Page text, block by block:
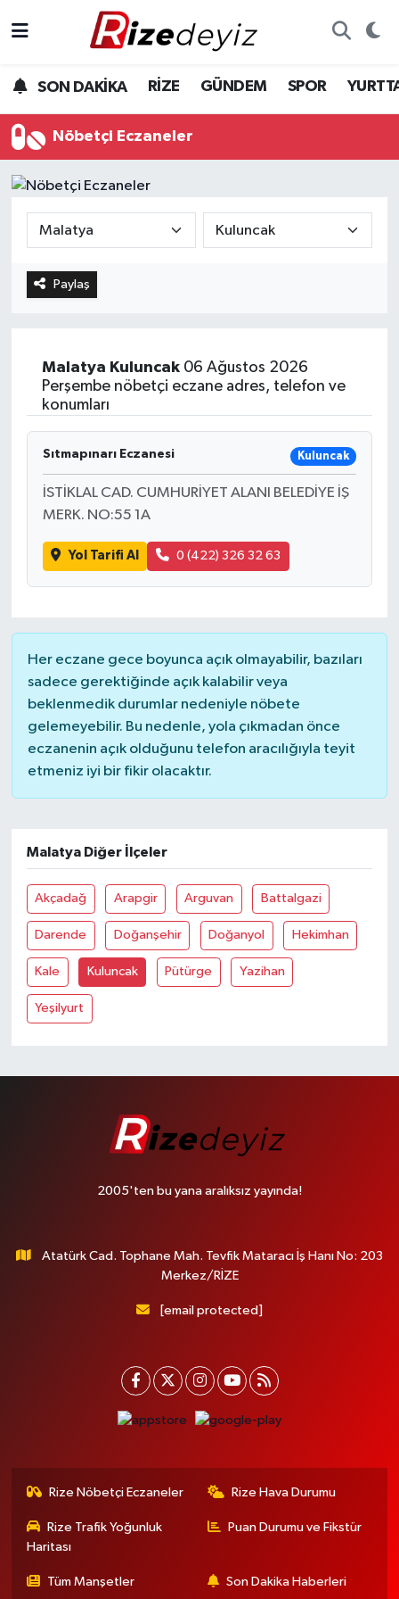
SON DAKİKA RİZE GÜNDEM SPOR
Nöbetçi Eczaneler
Paylaş
Malatya Kuluncak06 Ağustos 2026
Perşembe nöbetçi eczane adres, telefon ve
konumları
Sıtmapınarı Eczanesi Kuluncak
İSTİKLAL CAD. CUMHURİYET ALANI BELEDİYE İŞ
MERK. NO:55 1A
Yol Tarifi Al 0 (422) 326 32 63
Her eczane gece boyunca açık olmayabilir, bazıları
sadece gerektiğinde açık kalabilir veya
beklenmedik durumlar nedeniyle nöbete
gelemeyebilir. Bu nedenle, yola çıkmadan önce
eczanenin açık olduğunu telefon aracılığıyla teyit
etmeniz iyi bir fikir olacaktır.
Malatya Diğer İlçeler
Akçadağ Arapgir Arguvan Battalgazi
Darende Doğanşehir Doğanyol Hekimhan
Kale Kuluncak Pütürge Yazihan
Yeşilyurt
2005'ten bu yana aralıksız yayında!
Atatürk Cad. Tophane Mah. Tevfik Mataracı İş Hanı No: 203
Merkez/RİZE
[email protected]
Rize Nöbetçi Eczaneler Rize Hava Durumu
Rize Trafik Yoğunluk
Haritası
Puan Durumu ve Fikstür
Tüm Manşetler Son Dakika Haberleri
Gündem
Yurttan Haberler
Teknoloji
Sağlık
Rize Hava Durumu
Rize Trafik Yoğunluk Haritası
Tüm Manşetler
Son Dakika Haberleri